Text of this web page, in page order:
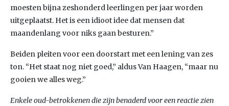
moesten bijna zeshonderd leerlingen per jaar worden
uitgeplaatst. Het is een idioot idee dat mensen dat
maandenlang voor niks gaan besturen.”
Beiden pleiten voor een doorstart met een lening van zes
ton. “Het staat nog niet goed,” aldus Van Haagen, “maar nu
gooien we alles weg.”
Enkele oud-betrokkenen die zijn benaderd voor een reactie zien